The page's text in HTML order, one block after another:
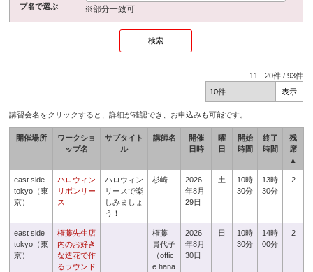
プ名で選ぶ
※部分一致可
11 -20件 /93件
講習会名をクリックすると、詳細が確認でき、お申込みも可能です。
開催場所
ワークショ
ップ名
サブタイト
ル
講師名
開催
日時
曜
日
開始
時間
終了
時間
残
席
▲
east side
tokyo（東
京）
ハロウィン
リボンリー
ス
ハロウィン
リースで楽
しみましょ
う！
杉崎
2026
年8月
29日
土
10時
30分
13時
30分
2
east side
tokyo（東
京）
権藤先生店
内のお好き
な造花で作
るラウンド
権藤
貴代子
（offic
e hana
2026
年8月
30日
日
10時
30分
14時
00分
2